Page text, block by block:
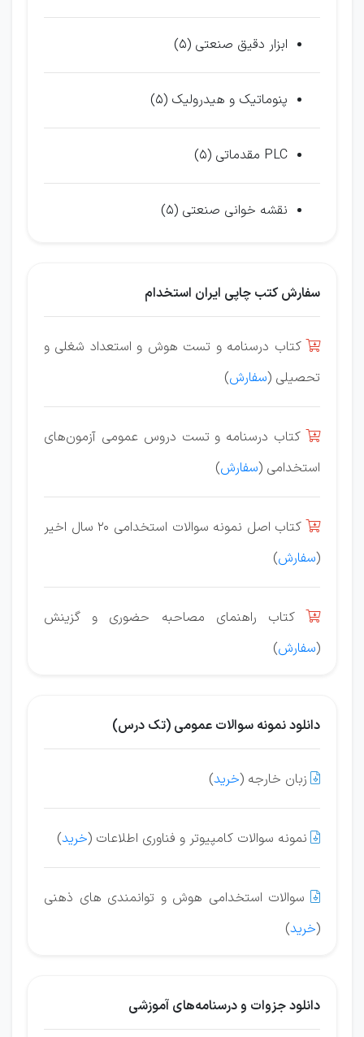
ابزار دقیق صنعتی (5)
پنوماتیک و هیدرولیک (5)
PLC مقدماتی (5)
نقشه خوانی صنعتی (5)
سفارش کتب چاپی ایران استخدام
 کتاب درسنامه و تست هوش و استعداد شغلی و
تحصیلی (سفارش)
 کتاب درسنامه و تست دروس عمومی آزمون‌های
استخدامی (سفارش)

کتاب اصل نمونه سوالات استخدامی 20 سال اخیر
(سفارش)

کتاب راهنمای مصاحبه حضوری و گزینش
(سفارش)
دانلود نمونه سوالات عمومی (تک درس)
 زبان خارجه (خرید)
 نمونه سوالات کامپیوتر و فناوری اطلاعات (خرید)

سوالات استخدامی هوش و توانمندی های ذهنی
(خرید)
دانلود جزوات و درسنامه‌های آموزشی